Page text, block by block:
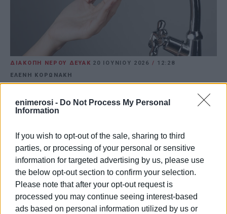
enimerosi - Do Not Process My Personal
Information
If you wish to opt-out of the sale, sharing to third
parties, or processing of your personal or sensitive
information for targeted advertising by us, please use
the below opt-out section to confirm your selection.
Please note that after your opt-out request is
processed you may continue seeing interest-based
ads based on personal information utilized by us or
ΔΙΑΚΟΠΗ ΝΕΡΟΥ ΔΕΥΑΚ 20 ΙΟΥΝΊΟΥ 2026 / 12:28
ΕΛΕΝΗ ΚΟΡΩΝΑΚΗ
Συνεργείο της επιχείρησης επιχειρεί ήδη στο
σημείο για την άμεση αποκατάσταση του
προβλήματος.
ΚΕΡΚΥΡΑ. Έκτακτη διακοπή υδροδότησης σημειώθηκε το πρωί του
Σαββάτου, στο κέντρο της πόλης λόγω βλάβης που παρουσιάστηκε σε
δευτερεύοντα αγωγό του δικτύου ύδρευσης της ΔΕΥΑ Κέρκυρας στην
Πολ. Κωνσταντά στα Λύκεια. Τεχνικό συνεργείο της επιχείρησης
βρίσκεται ήδη στο σημείο και εκτελεί τις απαραίτητες εργασίες για
την άμεση επιδιόρθωση της ζημιάς.